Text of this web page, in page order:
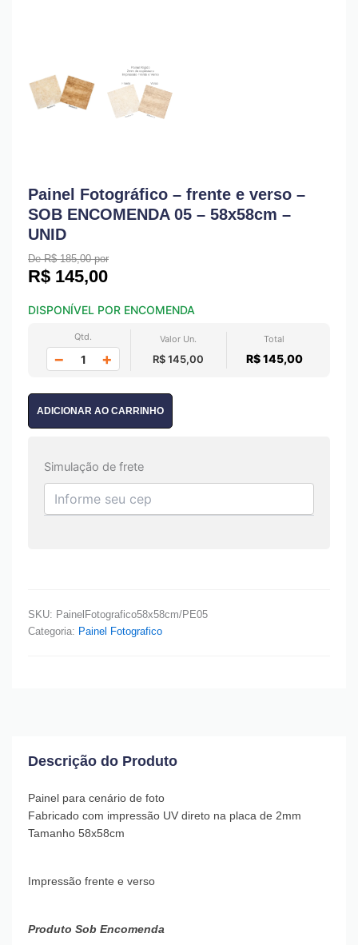
Painel Fotográfico – frente e verso –
SOB ENCOMENDA 05 – 58x58cm –
UNID
De R$ 185,00 por
R$ 145,00
DISPONÍVEL POR ENCOMENDA
Qtd.
− +
Valor Un.
R$ 145,00
Total
R$ 145,00
ADICIONAR AO CARRINHO
Simulação de frete
SKU: PainelFotografico58x58cm/PE05
Categoria: Painel Fotografico
Descrição do Produto
Painel para cenário de foto
Fabricado com impressão UV direto na placa de 2mm
Tamanho 58x58cm
Impressão frente e verso
Produto Sob Encomenda